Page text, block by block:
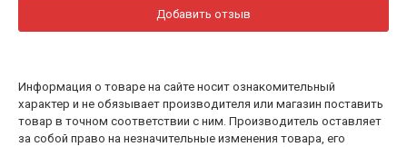
Добавить отзыв
Информация о товаре на сайте носит ознакомительный
характер и не обязывает производителя или магазин поставить
товар в точном соответствии с ним. Производитель оставляет
за собой право на незначительные изменения товара, его